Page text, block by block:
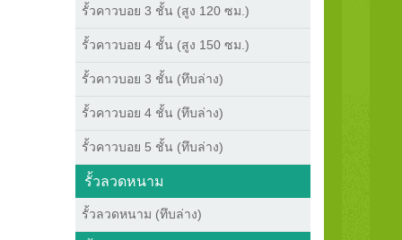
รั้วคาวบอย 3 ชั้น (สูง 120 ซม.)
รั้วคาวบอย 4 ชั้น (สูง 150 ซม.)
รั้วคาวบอย 3 ชั้น (ทึบล่าง)
รั้วคาวบอย 4 ชั้น (ทึบล่าง)
รั้วคาวบอย 5 ชั้น (ทึบล่าง)
รั้วลวดหนาม
รั้วลวดหนาม (ทึบล่าง)